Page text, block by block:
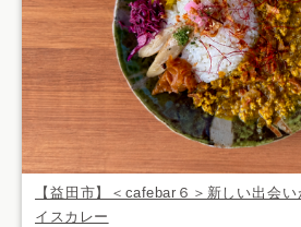
【益田市】＜cafebar６＞新しい出会
イスカレー